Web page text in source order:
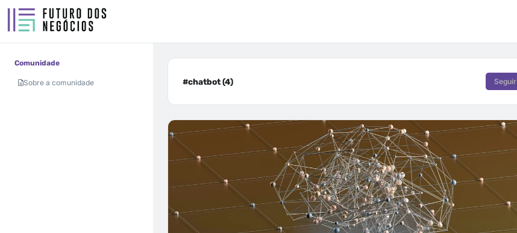
Comunidade
Sobre a comunidade #chatbot (4) Seguir